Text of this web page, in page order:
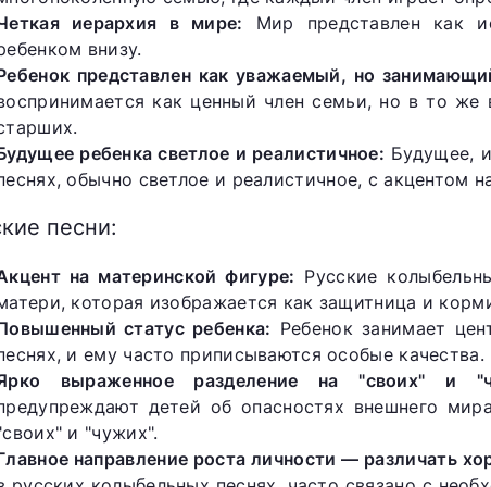
иерархия в мире: Мир представлен как
внизу.
представлен как уважаемый, но
как ценный член семьи, но в то же
ребенка светлое и реалистичное: Будущее,
обычно светлое и реалистичное, с акцентом
песни:
на материнской фигуре: Русские
которая изображается как защитница и
статус ребенка: Ребенок занимает
и ему часто приписываются особые качества.
выраженное разделение на "своих" и
детей об опасностях внешнего
и "чужих".
направление роста личности — различать